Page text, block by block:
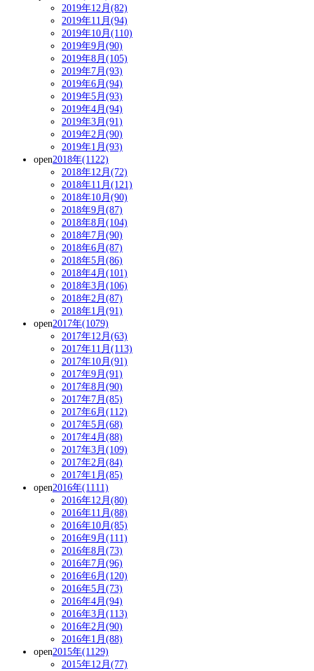
2019年12月(82)
2019年11月(94)
2019年10月(110)
2019年9月(90)
2019年8月(105)
2019年7月(93)
2019年6月(94)
2019年5月(93)
2019年4月(94)
2019年3月(91)
2019年2月(90)
2019年1月(93)
open2018年(1122)
2018年12月(72)
2018年11月(121)
2018年10月(90)
2018年9月(87)
2018年8月(104)
2018年7月(90)
2018年6月(87)
2018年5月(86)
2018年4月(101)
2018年3月(106)
2018年2月(87)
2018年1月(91)
open2017年(1079)
2017年12月(63)
2017年11月(113)
2017年10月(91)
2017年9月(91)
2017年8月(90)
2017年7月(85)
2017年6月(112)
2017年5月(68)
2017年4月(88)
2017年3月(109)
2017年2月(84)
2017年1月(85)
open2016年(1111)
2016年12月(80)
2016年11月(88)
2016年10月(85)
2016年9月(111)
2016年8月(73)
2016年7月(96)
2016年6月(120)
2016年5月(73)
2016年4月(94)
2016年3月(113)
2016年2月(90)
2016年1月(88)
open2015年(1129)
2015年12月(77)